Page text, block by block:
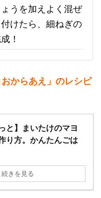
うを加えよく混ぜ
けたら、細ねぎの
！
からあえ」のレシピ
と】まいたけのマヨ
り方。かんたんごは
続きを見る